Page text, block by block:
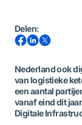
Delen:
Nederland ook
van logistieke
een aantal
vanaf eind dit
Digitale